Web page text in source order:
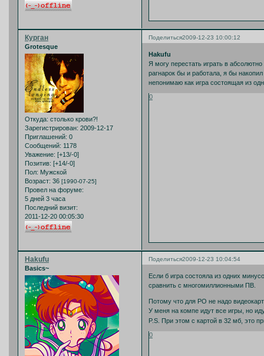
Поделиться2009-12-23 10:00:12
Курган
Grotesque
Откуда: столько крови?!
Зарегистрирован: 2009-12-17
Приглашений: 0
Сообщений: 1178
Уважение: [+13/-0]
Позитив: [+14/-0]
Пол: Мужской
Возраст: 36 [1990-07-25]
Провел на форуме:
5 дней 3 часа
Последний визит:
2011-12-20 00:05:30
Hakufu
Я могу перестать играть в
рагнарок бы и работала, я бы
непонимаю как игра состоящая из
0
Поделиться2009-12-23 10:04:54
Hakufu
Basics~
Если б игра состояла из одних
сравнить с многомиллионными ПВ.
Потому что для РО не надо
У меня на компе идут все игры, но
P.S. При этом с картой в 32 мб, это
0